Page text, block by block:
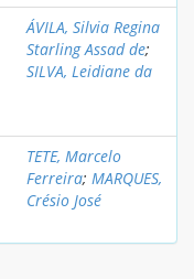
ÁVILA, Silvia Regina
Starling Assad de;
SILVA, Leidiane da
TETE, Marcelo
Ferreira; MARQUES,
Crésio José